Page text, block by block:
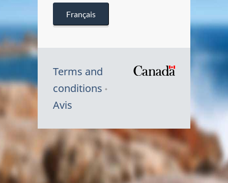
Français
Terms and
conditions
Avis
Symbole
du
Canada